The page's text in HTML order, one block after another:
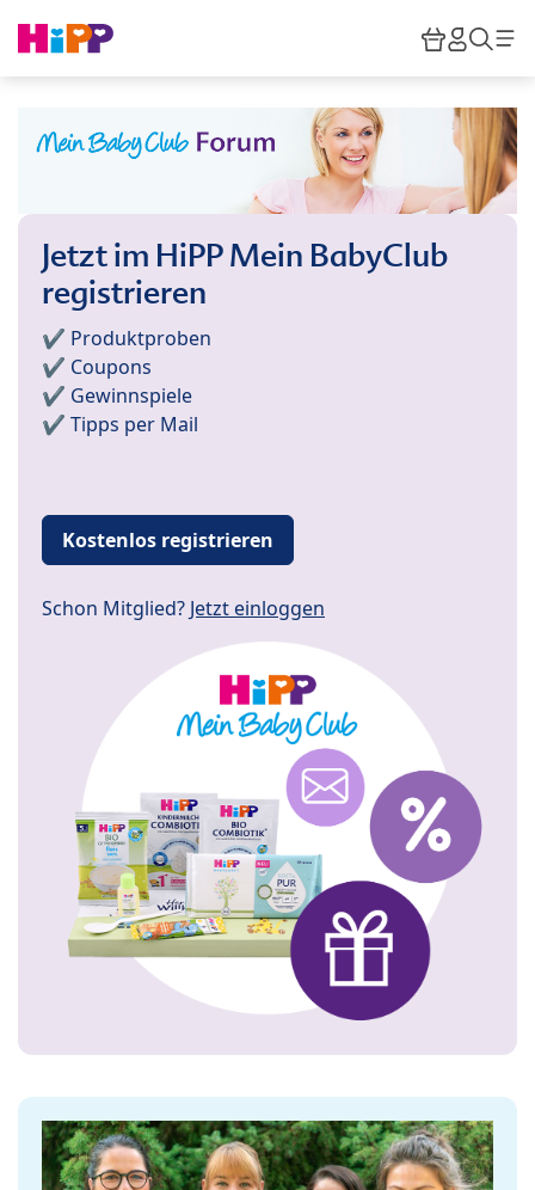
HiPP
Jetzt im HiPP Mein BabyClub
registrieren
✔️ Produktproben
✔️ Coupons
✔️ Gewinnspiele
✔️ Tipps per Mail
Kostenlos registrieren
Schon Mitglied? Jetzt einloggen